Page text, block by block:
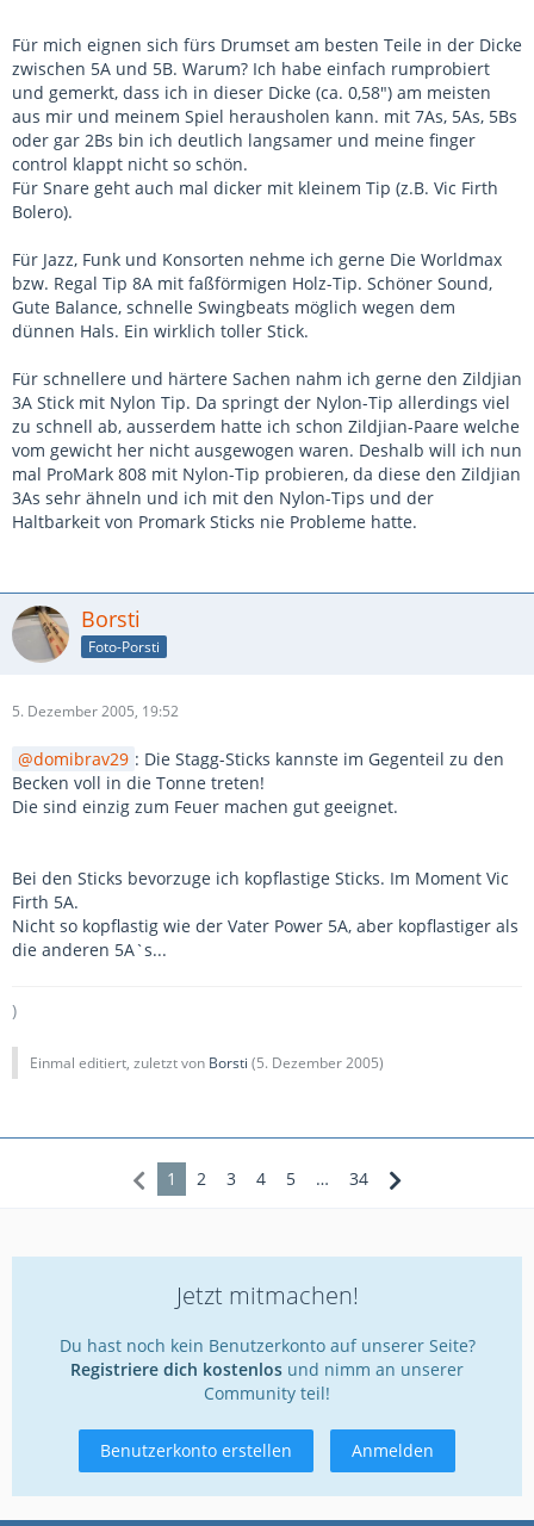
Für mich eignen sich fürs Drumset am besten Teile in der Dicke
zwischen 5A und 5B. Warum? Ich habe einfach rumprobiert
und gemerkt, dass ich in dieser Dicke (ca. 0,58") am meisten
aus mir und meinem Spiel herausholen kann. mit 7As, 5As, 5Bs
oder gar 2Bs bin ich deutlich langsamer und meine finger
control klappt nicht so schön.
Für Snare geht auch mal dicker mit kleinem Tip (z.B. Vic Firth
Bolero).
Für Jazz, Funk und Konsorten nehme ich gerne Die Worldmax
bzw. Regal Tip 8A mit faßförmigen Holz-Tip. Schöner Sound,
Gute Balance, schnelle Swingbeats möglich wegen dem
dünnen Hals. Ein wirklich toller Stick.
Für schnellere und härtere Sachen nahm ich gerne den Zildjian
3A Stick mit Nylon Tip. Da springt der Nylon-Tip allerdings viel
zu schnell ab, ausserdem hatte ich schon Zildjian-Paare welche
vom gewicht her nicht ausgewogen waren. Deshalb will ich nun
mal ProMark 808 mit Nylon-Tip probieren, da diese den Zildjian
3As sehr ähneln und ich mit den Nylon-Tips und der
Haltbarkeit von Promark Sticks nie Probleme hatte.
Borsti
Foto-Porsti
5. Dezember 2005, 19:52
domibrav29 : Die Stagg-Sticks kannste im Gegenteil zu den
Becken voll in die Tonne treten!
Die sind einzig zum Feuer machen gut geeignet.
Bei den Sticks bevorzuge ich kopflastige Sticks. Im Moment Vic
Firth 5A.
Nicht so kopflastig wie der Vater Power 5A, aber kopflastiger als
die anderen 5A`s...
)
Einmal editiert, zuletzt von Borsti (5. Dezember 2005)
1 2 3 4 5 … 34
Jetzt mitmachen!
Du hast noch kein Benutzerkonto auf unserer Seite?
Registriere dich kostenlos und nimm an unserer
Community teil!
Benutzerkonto erstellen Anmelden